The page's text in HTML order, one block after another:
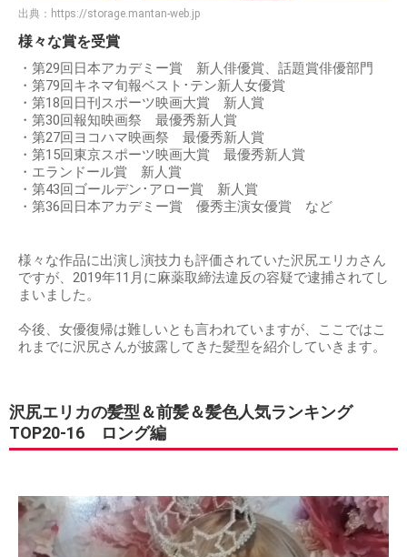
出典： https://storage.mantan-web.jp
様々な賞を受賞
・第29回日本アカデミー賞 新人俳優賞、話題賞俳優部門
・第79回キネマ旬報ベスト･テン新人女優賞
・第18回日刊スポーツ映画大賞 新人賞
・第30回報知映画祭 最優秀新人賞
・第27回ヨコハマ映画祭 最優秀新人賞
・第15回東京スポーツ映画大賞 最優秀新人賞
・エランドール賞 新人賞
・第43回ゴールデン･アロー賞 新人賞
・第36回日本アカデミー賞 優秀主演女優賞 など
様々な作品に出演し演技力も評価されていた沢尻エリカさん
ですが、2019年11月に麻薬取締法違反の容疑で逮捕されてし
まいました。
今後、女優復帰は難しいとも言われていますが、ここではこ
れまでに沢尻さんが披露してきた髪型を紹介していきます。
沢尻エリカの髪型＆前髪＆髪色人気ランキング
TOP20-16 ロング編